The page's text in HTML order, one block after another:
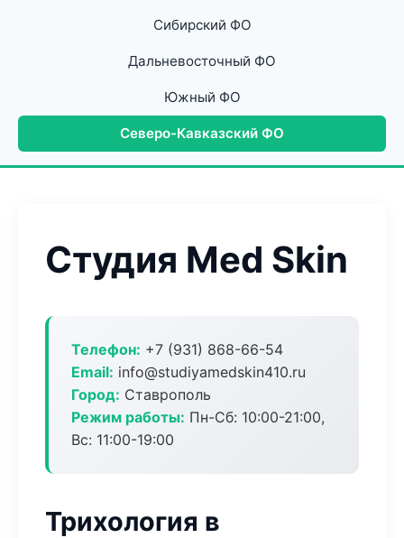
Сибирский ФО
Дальневосточный ФО
Южный ФО
Северо-Кавказский ФО
Студия Med Skin
Телефон: +7 (931) 868-66-54
Email: info@studiyamedskin410.ru
Город: Ставрополь
Режим работы: Пн-Сб: 10:00-21:00,
Вс: 11:00-19:00
Трихология в